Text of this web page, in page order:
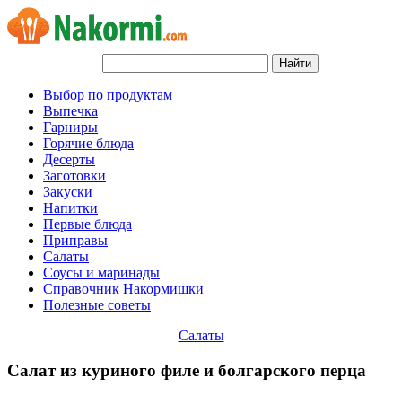
Выбор по продуктам
Выпечка
Гарниры
Горячие блюда
Десерты
Заготовки
Закуски
Напитки
Первые блюда
Приправы
Салаты
Соусы и маринады
Справочник Накормишки
Полезные советы
Салаты
Салат из куриного филе и болгарского перца